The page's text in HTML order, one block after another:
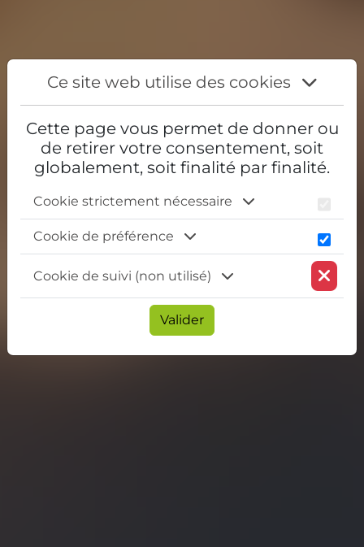
Ce site web utilise des cookies
Cette page vous permet de donner ou
de retirer votre consentement, soit
globalement, soit finalité par finalité.
Cookie strictement nécessaire
Cookie de préférence
Cookie de suivi (non utilisé)
Valider